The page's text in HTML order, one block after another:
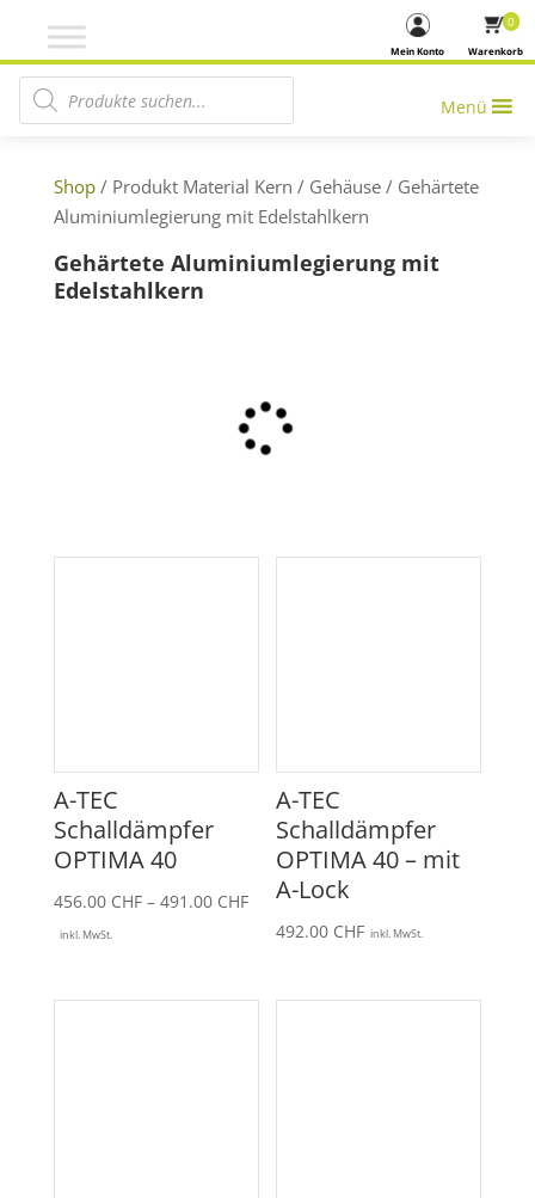
Warenkorb
0
Mein Konto
Products search
Menü
Shop/ Produkt Material Kern / Gehäuse / Gehärtete
Aluminiumlegierung mit Edelstahlkern
Gehärtete Aluminiumlegierung mit
Edelstahlkern
A-TEC
Schalldämpfer
OPTIMA 40
456.00 CHF – 491.00 CHFPreisspanne:
456.00 CHF
inkl. MwSt.
A-TEC
Schalldämpfer
OPTIMA 40 – mit
A-Lock
492.00 CHF inkl. MwSt.